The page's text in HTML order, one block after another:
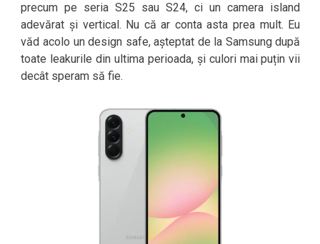
precum pe seria S25 sau S24, ci un camera island
adevărat și vertical. Nu că ar conta asta prea mult. Eu
văd acolo un design safe, așteptat de la Samsung după
toate leakurile din ultima perioada, și culori mai puțin vii
decât speram să fie.